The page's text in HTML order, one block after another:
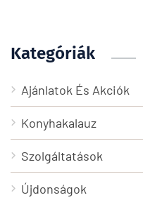
Kategóriák
Ajánlatok És Akciók
Konyhakalauz
Szolgáltatások
Újdonságok